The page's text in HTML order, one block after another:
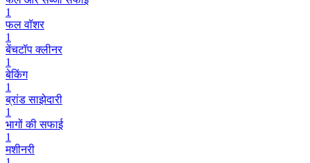
1
फल वॉशर
1
बेंचटॉप क्लीनर
1
बेकिंग
1
ब्रांड साझेदारी
1
भागों की सफाई
1
मशीनरी